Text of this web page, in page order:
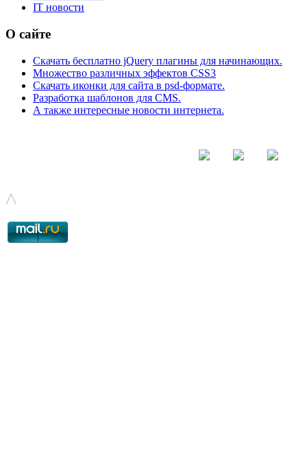
IT новости
О сайте
Скачать бесплатно jQuery плагины для начинающих.
Множество различных эффектов CSS3
Скачать иконки для сайта в psd-формате.
Разработка шаблонов для CMS.
А также интересные новости интернета.
© - 2015-2017 - helix.su - все для вашего сайта |
^